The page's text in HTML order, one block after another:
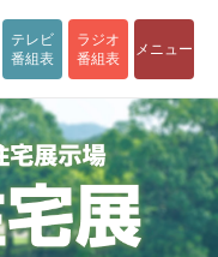
テレビ
番組表
ラジオ
番組表
メニュー